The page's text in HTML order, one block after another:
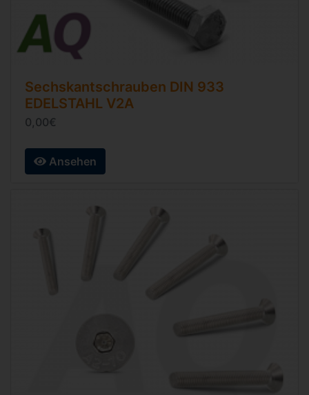
Sechskantschrauben DIN 933
EDELSTAHL V2A
0,00€
Ansehen